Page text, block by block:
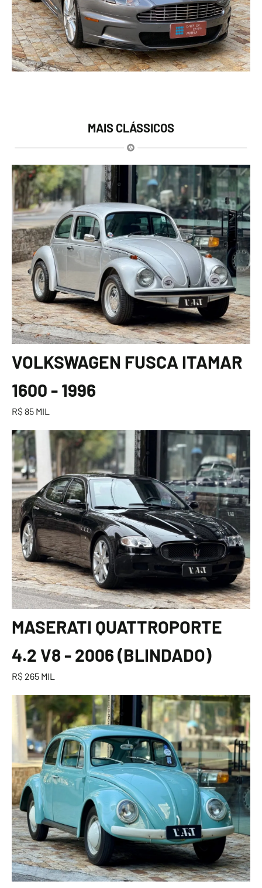
MAIS CLÁSSICOS
VOLKSWAGEN FUSCA ITAMAR
1600 - 1996
R$ 85 MIL
MASERATI QUATTROPORTE
4.2 V8 - 2006 (BLINDADO)
R$ 265 MIL